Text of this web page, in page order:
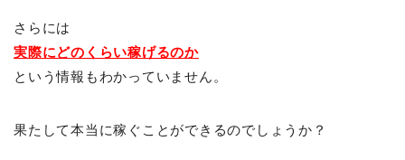
さらには
実際にどのくらい稼げるのか
という情報もわかっていません。
果たして本当に稼ぐことができるのでしょうか？